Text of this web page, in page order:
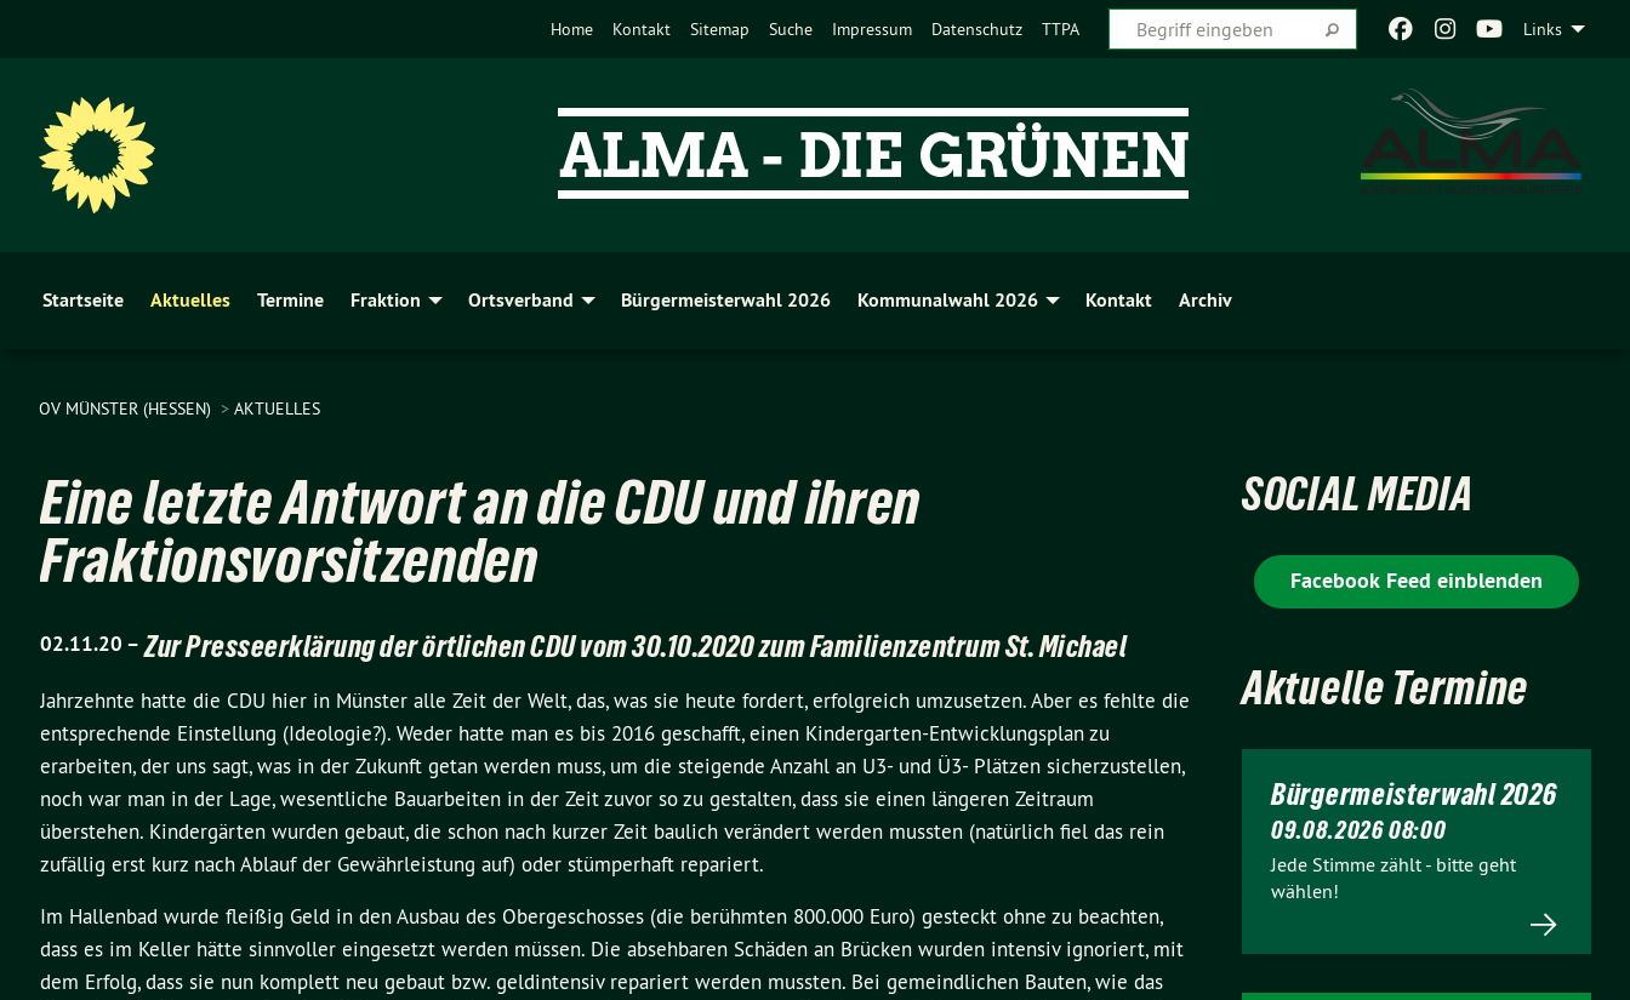
Links
Home Kontakt Sitemap Suche Impressum Datenschutz TTPA
Startseite Aktuelles Termine Fraktion Ortsverband Bürgermeisterwahl 2026 Kommunalwahl 2026 Kontakt Archiv
OV MÜNSTER (HESSEN) AKTUELLES
Eine letzte Antwort an die CDU und ihren
Fraktionsvorsitzenden
02.11.20 – Zur Presseerklärung der örtlichen CDU vom 30.10.2020 zum Familienzentrum St. Michael
Jahrzehnte hatte die CDU hier in Münster alle Zeit der Welt, das, was sie heute fordert, erfolgreich umzusetzen. Aber es fehlte die
entsprechende Einstellung (Ideologie?). Weder hatte man es bis 2016 geschafft, einen Kindergarten-Entwicklungsplan zu
erarbeiten, der uns sagt, was in der Zukunft getan werden muss, um die steigende Anzahl an U3- und Ü3- Plätzen sicherzustellen,
noch war man in der Lage, wesentliche Bauarbeiten in der Zeit zuvor so zu gestalten, dass sie einen längeren Zeitraum
überstehen. Kindergärten wurden gebaut, die schon nach kurzer Zeit baulich verändert werden mussten (natürlich fiel das rein
zufällig erst kurz nach Ablauf der Gewährleistung auf) oder stümperhaft repariert.
Im Hallenbad wurde fleißig Geld in den Ausbau des Obergeschosses (die berühmten 800.000 Euro) gesteckt ohne zu beachten,
dass es im Keller hätte sinnvoller eingesetzt werden müssen. Die absehbaren Schäden an Brücken wurden intensiv ignoriert, mit
dem Erfolg, dass sie nun komplett neu gebaut bzw. geldintensiv repariert werden mussten. Bei gemeindlichen Bauten, wie das
SOCIAL MEDIA
Facebook Feed einblenden
Aktuelle Termine
Bürgermeisterwahl 2026
09.08.2026 08:00
Jede Stimme zählt - bitte geht
wählen!